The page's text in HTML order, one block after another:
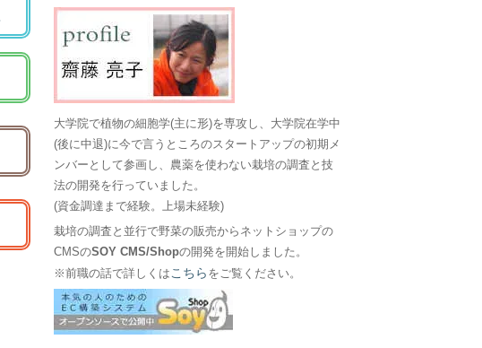
大学院で植物の細胞学(主に形)を専攻し、大学院在学中
(後に中退)に今で言うところのスタートアップの初期メ
ンバーとして参画し、農薬を使わない栽培の調査と技
法の開発を行っていました。
(資金調達まで経験。上場未経験)
栽培の調査と並行で野菜の販売からネットショップの
CMSのSOY CMS/Shopの開発を開始しました。
※前職の話で詳しくは こちら をご覧ください。